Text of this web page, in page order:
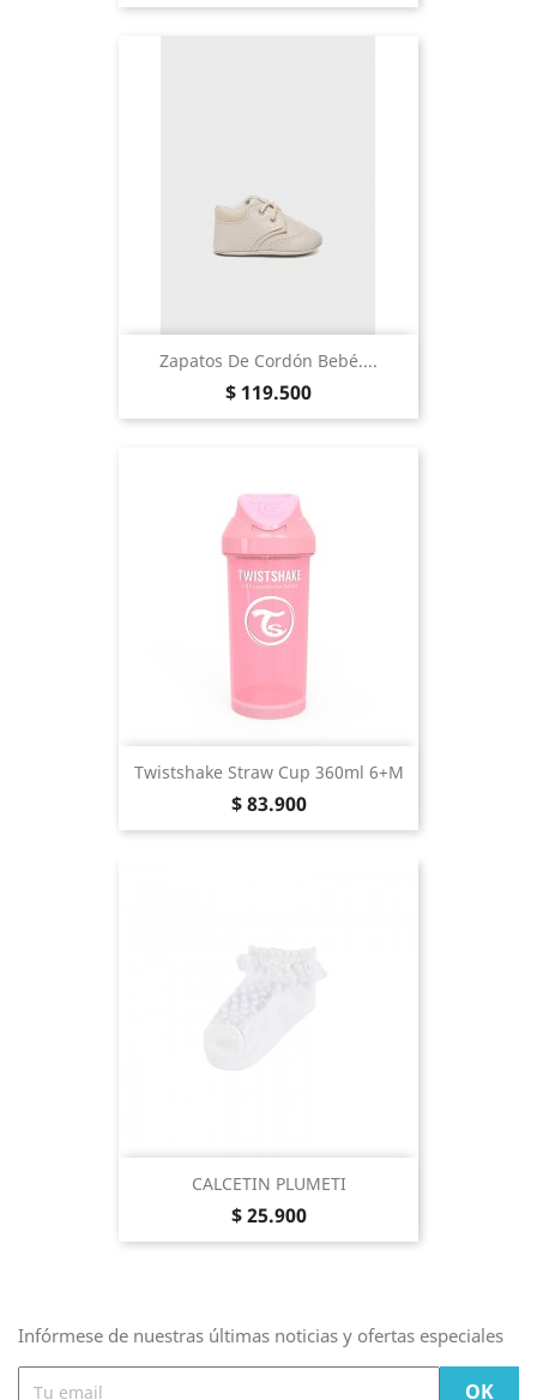
Zapatos De Cordón Bebé....
Precio
$ 119.500
Twistshake Straw Cup 360ml 6+m
Precio
$ 83.900
CALCETIN PLUMETI
Precio
$ 25.900
Infórmese de nuestras últimas noticias y ofertas especiales